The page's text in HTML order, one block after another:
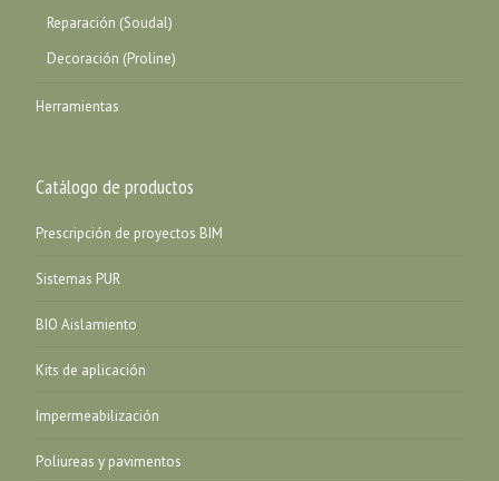
Reparación (Soudal)
Decoración (Proline)
Herramientas
Catálogo de productos
Prescripción de proyectos BIM
Sistemas PUR
BIO Aislamiento
Kits de aplicación
Impermeabilización
Poliureas y pavimentos